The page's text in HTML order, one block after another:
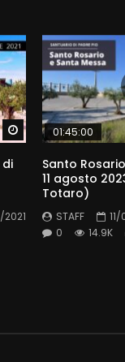
Watch Later
01:45:00
Santo
11 agosto
Totaro)
STAFF
0
14.9K